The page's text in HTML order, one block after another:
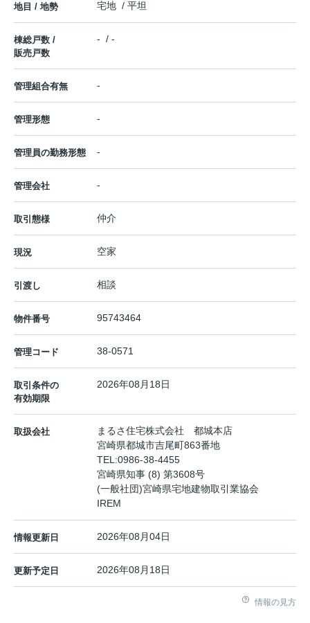
地目 / 地勢 宅地 / 平坦
棟総戸数 /
販売戸数
- / -
管理組合有無 -
管理形態 -
管理員の勤務形態 -
管理会社 -
取引態様 仲介
現況 空家
引渡し 相談
物件番号 95743464
管理コード 38-0571
取引条件の
有効期限
2026年08月18日
取扱会社
まるさ住宅株式会社 都城本店
宮崎県都城市吉尾町863番地
TEL:0986-38-4455
宮崎県知事 (8) 第3608号
(一般社団)宮崎県宅地建物取引業協会
IREM
情報更新日 2026年08月04日
更新予定日 2026年08月18日
情報の見方